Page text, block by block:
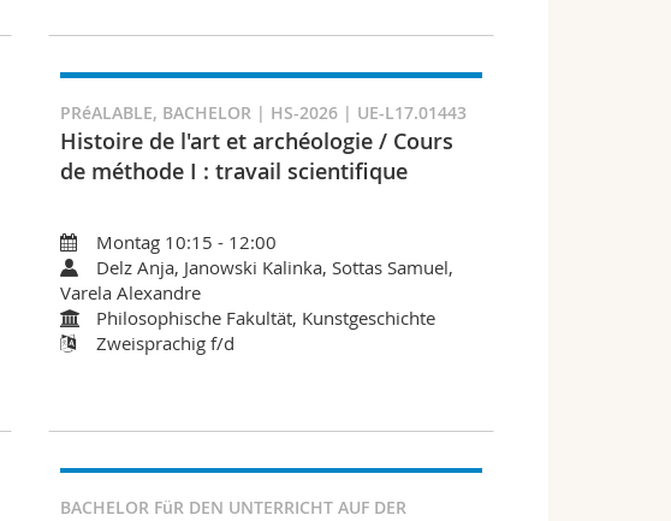
PRéALABLE, BACHELOR | HS-2026 | UE-L17.01443
Histoire de l'art et archéologie / Cours
de méthode I : travail scientifique
Montag 10:15 - 12:00
Delz Anja, Janowski Kalinka, Sottas Samuel,
Varela Alexandre
Philosophische Fakultät, Kunstgeschichte
Zweisprachig f/d
BACHELOR FüR DEN UNTERRICHT AUF DER